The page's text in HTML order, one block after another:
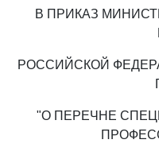
В ПРИКАЗ
РОССИЙСКОЙ
"О ПЕРЕЧНЕ